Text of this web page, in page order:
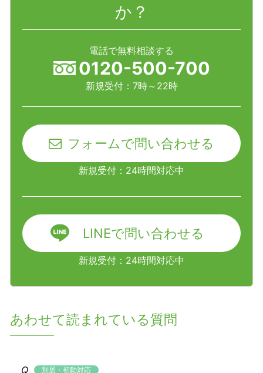
か？
電話で無料相談する
0120-500-700
新規受付：7時～22時
フォームで問い合わせる
新規受付：24時間対応中
LINEで問い合わせる
新規受付：24時間対応中
あわせて読まれている質問
別居・初動対応